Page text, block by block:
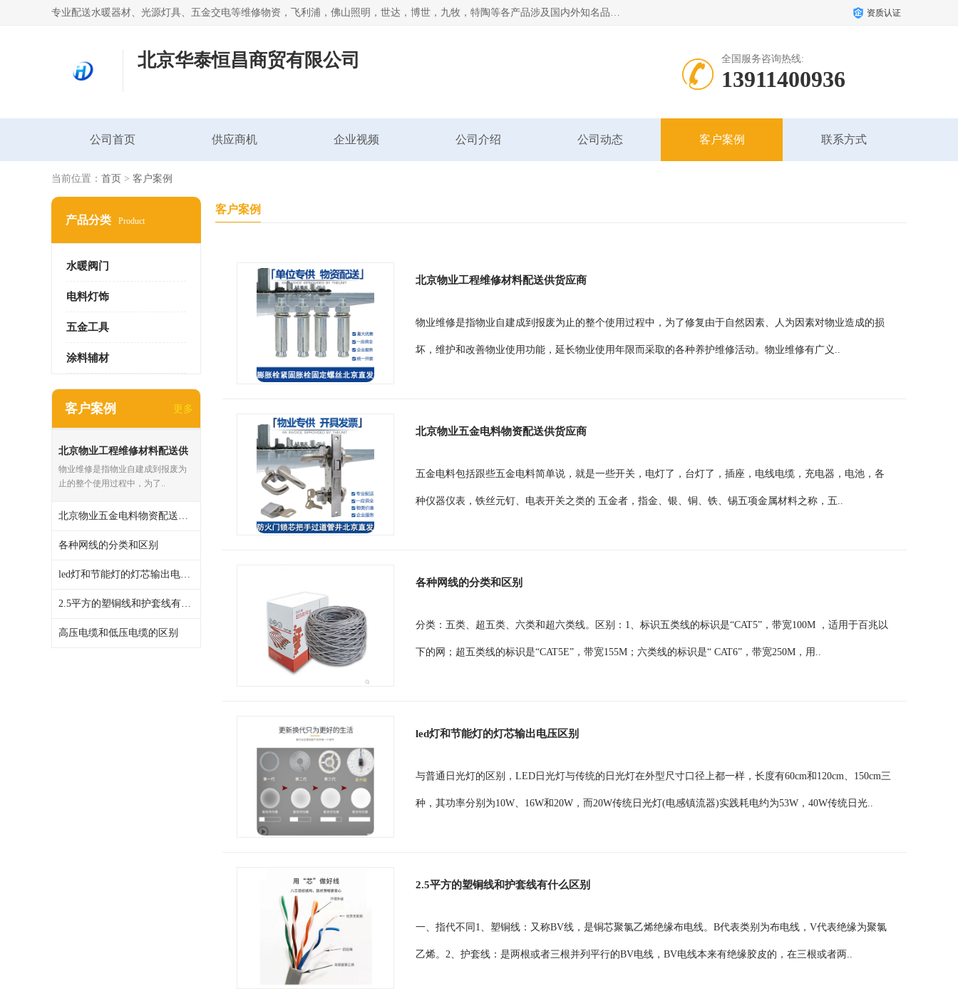
专业配送水暖器材、光源灯具、五金交电等维修物资，飞利浦，佛山照明，世达，博世，九牧，特陶等各产品涉及国内外知名品牌。公司专注与物业、学校、酒店、工厂等单位合作，提供一站式配送服务，降低客户综合成本。依托电子商务改变传统模式，以专业的团队为客户提供24H物资配送到达，货到月结、统一开票，便捷退换等服务，提高了企业的运营效率。 资质认证
北京华泰恒昌商贸有限公司 全国服务咨询热线:
13911400936
公司首页 供应商机 企业视频 公司介绍 公司动态 客户案例 联系方式
当前位置： 首页 > 客户案例
产品分类 Product
水暖阀门
电料灯饰
五金工具
涂料辅材
客户案例 更多
北京物业工程维修材料配送供
货应商
物业维修是指物业自建成到报废为
止的整个使用过程中，为了..
北京物业五金电料物资配送供货应商
各种网线的分类和区别
led灯和节能灯的灯芯输出电压区别
2.5平方的塑铜线和护套线有什么区别
高压电缆和低压电缆的区别
客户案例
北京物业工程维修材料配送供货应商
物业维修是指物业自建成到报废为止的整个使用过程中，为了修复由于自然因素、人为因素对物业造成的损
坏，维护和改善物业使用功能，延长物业使用年限而采取的各种养护维修活动。物业维修有广义..
北京物业五金电料物资配送供货应商
五金电料包括跟些五金电料简单说，就是一些开关，电灯了，台灯了，插座，电线电缆，充电器，电池，各
种仪器仪表，铁丝元钉、电表开关之类的 五金者，指金、银、铜、铁、锡五项金属材料之称，五..
各种网线的分类和区别
分类：五类、超五类、六类和超六类线。区别：1、标识五类线的标识是“CAT5”，带宽100M ，适用于百兆以
下的网；超五类线的标识是“CAT5E”，带宽155M；六类线的标识是“ CAT6”，带宽250M，用..
led灯和节能灯的灯芯输出电压区别
与普通日光灯的区别，LED日光灯与传统的日光灯在外型尺寸口径上都一样，长度有60cm和120cm、150cm三
种，其功率分别为10W、16W和20W，而20W传统日光灯(电感镇流器)实践耗电约为53W，40W传统日光..
2.5平方的塑铜线和护套线有什么区别
一、指代不同1、塑铜线：又称BV线，是铜芯聚氯乙烯绝缘布电线。B代表类别为布电线，V代表绝缘为聚氯
乙烯。2、护套线：是两根或者三根并列平行的BV电线，BV电线本来有绝缘胶皮的，在三根或者两..